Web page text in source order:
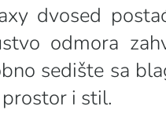
dvosed
odmora
sedište sa
i stil.